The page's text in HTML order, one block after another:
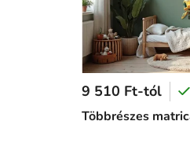
Többrészes
9 510 Ft-tól